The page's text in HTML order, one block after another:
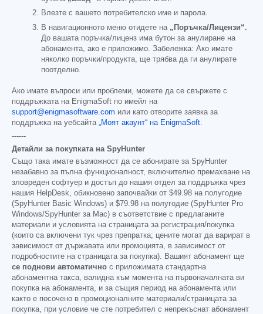
Влезте с вашето потребителско име и парола.
В навигационното меню отидете на „Поръчка/Лицензи“.
До вашата поръчка/лиценз има бутон за анулиране на
абонамента, ако е приложимо. Забележка: Ако имате
няколко поръчки/продукта, ще трябва да ги анулирате
поотделно.
Ако имате въпроси или проблеми, можете да се свържете с
поддръжката на EnigmaSoft по имейл на
support@enigmasoftware.com или като отворите заявка за
поддръжка на уебсайта
„Моят акаунт“ на EnigmaSoft
------
Детайли за покупката на SpyHunter
Също така имате възможност да се абонирате за SpyHunter
незабавно за пълна функционалност, включително премахване на
зловреден софтуер и достъп до нашия отдел за поддръжка чрез
нашия HelpDesk, обикновено започвайки от $49.98 на полугодие
(SpyHunter Basic Windows) и $79.98 на полугодие (SpyHunter Pro
Windows/SpyHunter за Mac) в съответствие с предлаганите
материали и условията на страницата за регистрация/покупка
(които са включени тук чрез препратка; цените могат да варират в
зависимост от държавата или промоцията, в зависимост от
подробностите на страницата за покупка). Вашият абонамент ще
се поднови автоматично с приложимата стандартна
абонаментна такса, валидна към момента на първоначалната ви
покупка на абонамента, и за същия период на абонамента или
както е посочено в промоционалните материали/страницата за
покупка, при условие че сте потребител с непрекъснат абонамент